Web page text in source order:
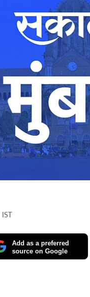
IST
Add as a preferred
source on Google